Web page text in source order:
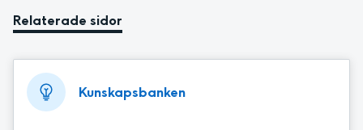
Relaterade sidor
Kunskapsbanken